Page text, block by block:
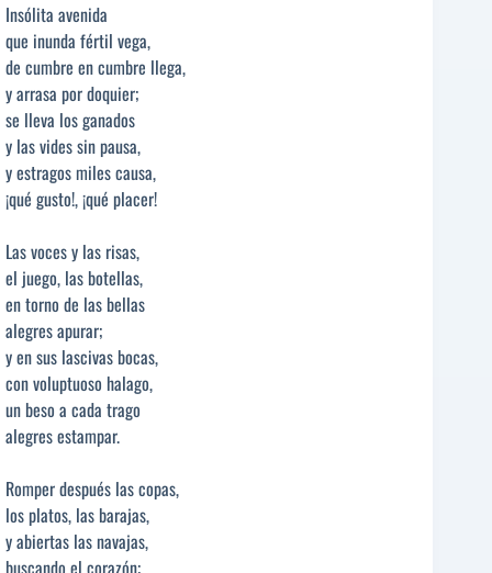
Insólita avenida
que inunda fértil vega,
de cumbre en cumbre llega,
y arrasa por doquier;
se lleva los ganados
y las vides sin pausa,
y estragos miles causa,
¡qué gusto!, ¡qué placer!
Las voces y las risas,
el juego, las botellas,
en torno de las bellas
alegres apurar;
y en sus lascivas bocas,
con voluptuoso halago,
un beso a cada trago
alegres estampar.
Romper después las copas,
los platos, las barajas,
y abiertas las navajas,
buscando el corazón;